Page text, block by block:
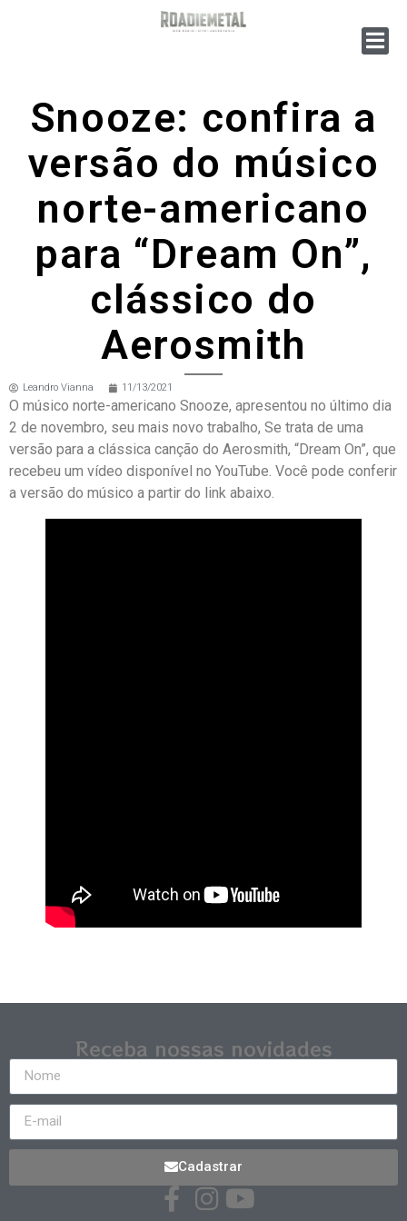
Snooze: confira a
versão do músico
norte-americano
para “Dream On”,
clássico do
Aerosmith
Leandro Vianna 11/13/2021
O músico norte-americano Snooze, apresentou no último dia
2 de novembro, seu mais novo trabalho, Se trata de uma
versão para a clássica canção do Aerosmith, “Dream On”, que
recebeu um vídeo disponível no YouTube. Você pode conferir
a versão do músico a partir do link abaixo.
Receba nossas novidades
Cadastrar